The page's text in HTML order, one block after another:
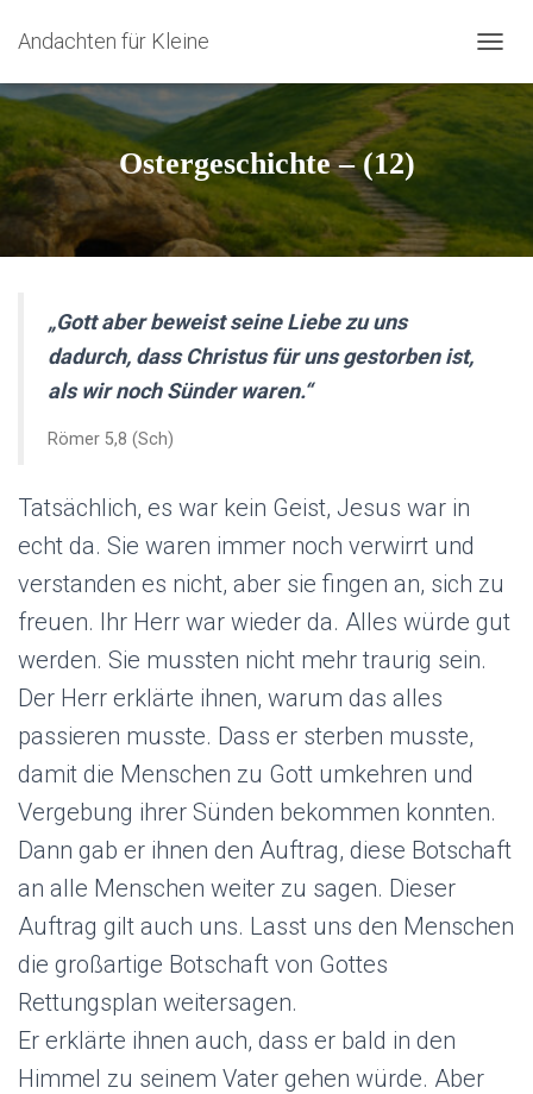
Andachten für Kleine
A
I
O
Ostergeschichte – (12)
„Gott aber beweist seine Liebe zu uns
dadurch, dass Christus für uns gestorben ist,
als wir noch Sünder waren.“
Römer 5,8 (Sch)
Tatsächlich, es war kein Geist, Jesus war in
echt da. Sie waren immer noch verwirrt und
verstanden es nicht, aber sie fingen an, sich zu
freuen. Ihr Herr war wieder da. Alles würde gut
werden. Sie mussten nicht mehr traurig sein.
Der Herr erklärte ihnen, warum das alles
passieren musste. Dass er sterben musste,
damit die Menschen zu Gott umkehren und
Vergebung ihrer Sünden bekommen konnten.
Dann gab er ihnen den Auftrag, diese Botschaft
an alle Menschen weiter zu sagen. Dieser
Auftrag gilt auch uns. Lasst uns den Menschen
die großartige Botschaft von Gottes
Rettungsplan weitersagen.
Er erklärte ihnen auch, dass er bald in den
Himmel zu seinem Vater gehen würde. Aber